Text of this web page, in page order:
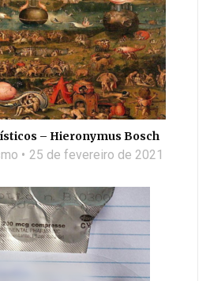
– Hieronymus Bosch
25 de fevereiro de 2021